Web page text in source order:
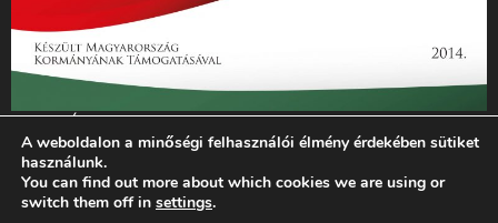
„Az Új Ember katolikus hetilap 2014. évi működésének
támogatását az EGYH-KCP-14-P-0121 sz. támogatási
szerződés keretében 3 000 000 Ft összegben támogatta az
Emberi Erőforrások Minisztériuma.”
A weboldalon a minőségi felhasználói élmény érdekében sütiket
használunk.
You can find out more about which cookies we are using or
switch them off in settings.